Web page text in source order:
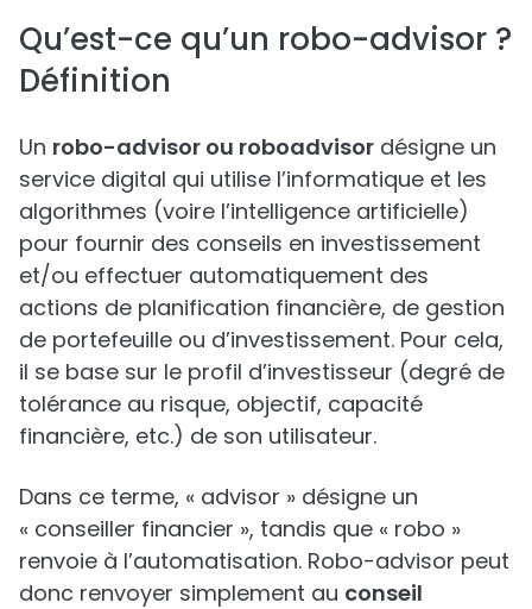
Qu’est-ce qu’un robo-advisor ?
Définition
Un robo-advisor ou roboadvisor désigne un
service digital qui utilise l’informatique et les
algorithmes (voire l’intelligence artificielle)
pour fournir des conseils en investissement
et/ou effectuer automatiquement des
actions de planification financière, de gestion
de portefeuille ou d’investissement. Pour cela,
il se base sur le profil d’investisseur (degré de
tolérance au risque, objectif, capacité
financière, etc.) de son utilisateur.
Dans ce terme, « advisor » désigne un
« conseiller financier », tandis que « robo »
renvoie à l’automatisation. Robo-advisor peut
donc renvoyer simplement au conseil